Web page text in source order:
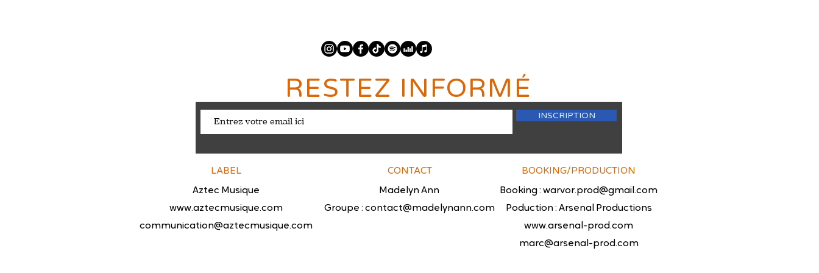
RESTEZ INFORMÉ
INSCRIPTION
BOOKING/PRODUCTION
Booking : warvor.prod@gmail.com
Poduction : Arsenal Productions
www.arsenal-prod.com
marc@arsenal-prod.com
CONTACT
Madelyn Ann
Groupe : contact@madelynann.com
LABEL
Aztec Musique
www.aztecmusique.com
communication@aztecmusique.com